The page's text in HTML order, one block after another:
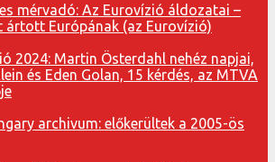
mérvadó: Az Eurovízió áldozatai –
ártott Európának (az Eurovízió)
2024: Martin Österdahl nehéz napjai,
és Eden Golan, 15 kérdés, az MTVA
archivum: előkerültek a 2005-ös